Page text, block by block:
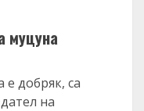
муцуна
добряк, са
на